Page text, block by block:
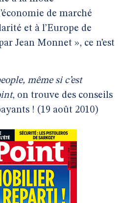
de marché
et à l’Europe de
Jean Monnet », ce n’est
même si c’est
, on trouve des conseils
! (19 août 2010)